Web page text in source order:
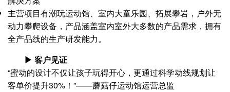
主营项目有潮玩运动馆、室内大童乐园、拓展攀岩，户外无
动力攀爬设备，产品涵盖室内室外大多数的产品需求，拥有
全产品线的生产研发能力。
▶ 客户见证
“蜜动的设计不仅让孩子玩得开心，更通过科学动线规划让
客单价提升30%！”——蘑菇仔运动馆运营总监